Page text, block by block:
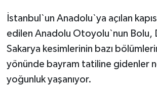
İstanbul`un Anadolu`ya açılan
edilen Anadolu Otoyolu`nun Bolu,
Sakarya kesimlerinin bazı
yönünde bayram tatiline gidenler
yoğunluk yaşanıyor.
Bilecik Müftülüğü
Bingöl Müftülüğü
Bitlis Müftülüğü
Kültür-Sanat
Aile